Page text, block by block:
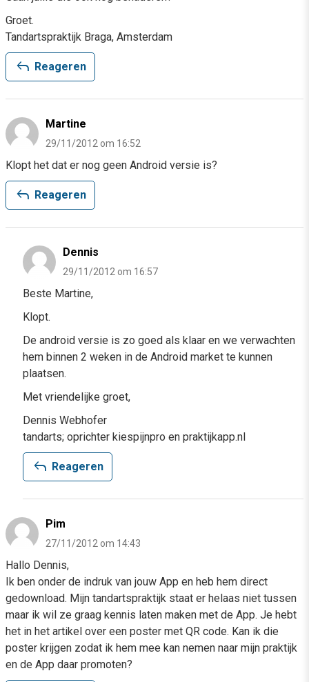
Groet.
Tandartspraktijk Braga, Amsterdam
reply Reageren
Martine
29/11/2012 om 16:52
Klopt het dat er nog geen Android versie is?
reply Reageren
Dennis
29/11/2012 om 16:57
Beste Martine,
Klopt.
De android versie is zo goed als klaar en we verwachten
hem binnen 2 weken in de Android market te kunnen
plaatsen.
Met vriendelijke groet,
Dennis Webhofer
tandarts; oprichter kiespijnpro en praktijkapp.nl
reply Reageren
Pim
27/11/2012 om 14:43
Hallo Dennis,
Ik ben onder de indruk van jouw App en heb hem direct
gedownload. Mijn tandartspraktijk staat er helaas niet tussen
maar ik wil ze graag kennis laten maken met de App. Je hebt
het in het artikel over een poster met QR code. Kan ik die
poster krijgen zodat ik hem mee kan nemen naar mijn praktijk
en de App daar promoten?